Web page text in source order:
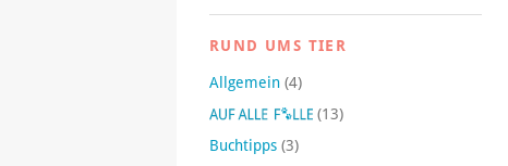
RUND UMS TIER
Allgemein (4)
(13)
Buchtipps (3)